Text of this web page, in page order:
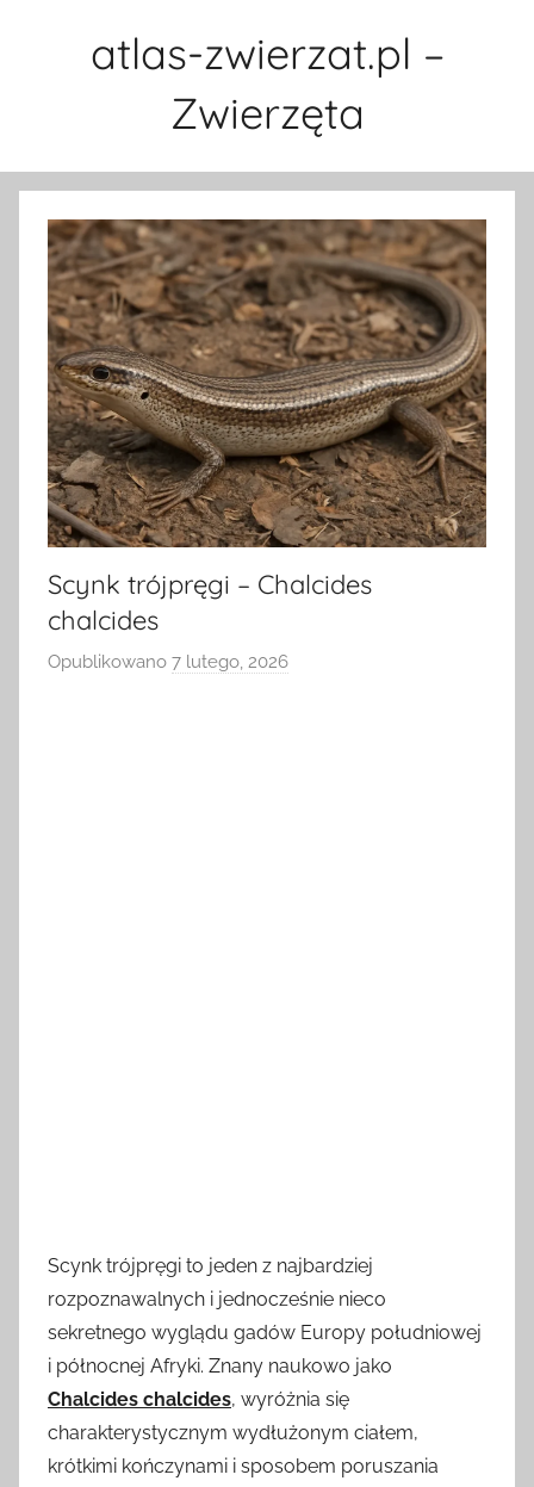
atlas-zwierzat.pl –
Zwierzęta
Scynk trójpręgi – Chalcides
chalcides
Opublikowano 7 lutego, 2026
Scynk trójpręgi to jeden z najbardziej
rozpoznawalnych i jednocześnie nieco
sekretnego wyglądu gadów Europy południowej
i północnej Afryki. Znany naukowo jako
Chalcides chalcides, wyróżnia się
charakterystycznym wydłużonym ciałem,
krótkimi kończynami i sposobem poruszania